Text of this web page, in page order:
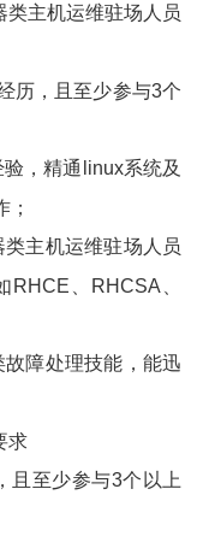
类主机运维驻场人员
历，且至少参与3个
，精通linux系统及
类主机运维驻场人员
、RHCSA、
故障处理技能，能迅
求
且至少参与3个以上